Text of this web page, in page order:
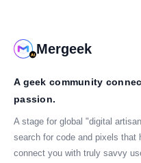
Mergeek
A geek community
passion.
A stage for global "digital
search for code and pixels that
connect you with truly savvy